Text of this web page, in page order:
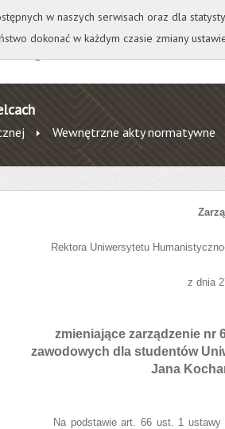
Wirtualna Uczelnia A A
Wewnętrzne akty normatywne
Rektora Uniwersytetu
z dnia
zmieniające zarządzenie nr
zawodowych dla studentów
Jana
Na podstawie art. 66 ust. 1
w naszych serwisach oraz dla
dokonać w każdym czasie zmiany